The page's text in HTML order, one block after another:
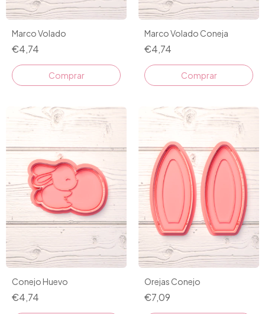
Marco Volado
€4,74
Comprar
Marco Volado Coneja
€4,74
Comprar
Conejo Huevo
€4,74
Orejas Conejo
€7,09